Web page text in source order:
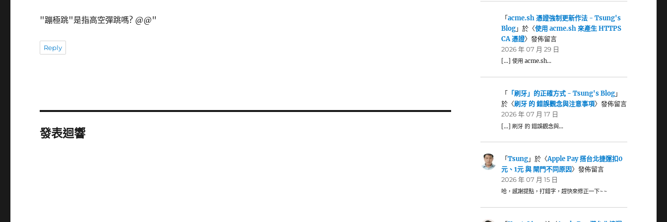
"蹦極跳"是指高空彈跳嗎? @@"
Reply
發表迴響
「acme.sh 憑證強制更新作法 - Tsung's
Blog」於〈使用 acme.sh 來產生 HTTPS
CA 憑證〉發佈留言
2026 年 07 月 29 日
[…] 使用 acme.sh…
「 「刷牙」的正確方式 - Tsung's Blog」
於〈刷牙 的 錯誤觀念與注意事項〉發佈留言
2026 年 07 月 17 日
[…] 刷牙 的 錯誤觀念與…
「Tsung」於〈Apple Pay 搭台北捷運扣0
元、1元 與 閘門不同原因〉發佈留言
2026 年 07 月 15 日
哈，感謝提點，打錯字，趕快來修正一下~~